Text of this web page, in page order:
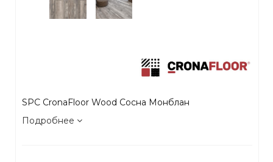
SPC CronaFloor Wood Сосна Монблан
Подробнее